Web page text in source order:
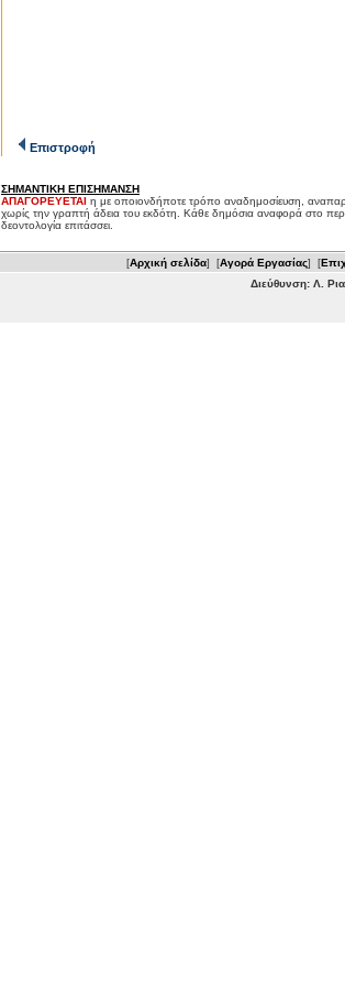
Επιστροφή
ΣΗΜΑΝΤΙΚΗ ΕΠΙΣΗΜΑΝΣΗ
ΑΠΑΓΟΡΕΥΕΤΑΙ η με οποιονδήποτε τρόπο αναδημοσίευση,
χωρίς την γραπτή άδεια του εκδότη. Κάθε δημόσια αναφορά στο
δεοντολογία επιτάσσει.
[Αρχική σελίδα] [Αγορά Εργασίας] [
Διεύθυνση: Λ.